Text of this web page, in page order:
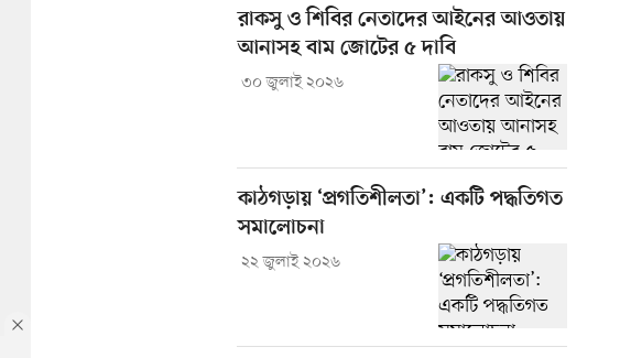
রাকসু ও শিবির নেতাদের আইনের আওতায়
আনাসহ বাম জোটের ৫ দাবি
৩০ জুলাই ২০২৬
কাঠগড়ায় ‘প্রগতিশীলতা’: একটি পদ্ধতিগত
সমালোচনা
২২ জুলাই ২০২৬